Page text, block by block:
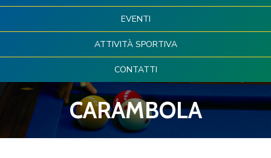
EVENTI
ATTIVITÀ SPORTIVA
CONTATTI
CARAMBOLA